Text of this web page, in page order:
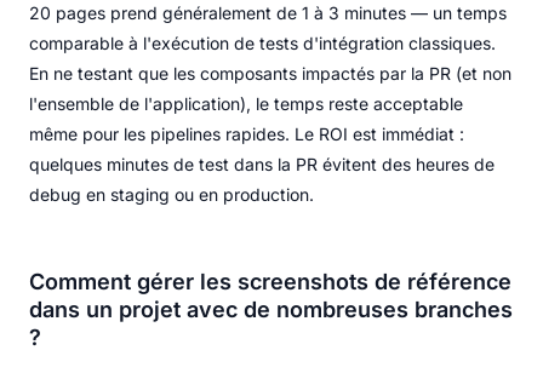
20 pages prend généralement de 1 à 3 minutes — un temps
comparable à l'exécution de tests d'intégration classiques.
En ne testant que les composants impactés par la PR (et non
l'ensemble de l'application), le temps reste acceptable
même pour les pipelines rapides. Le ROI est immédiat :
quelques minutes de test dans la PR évitent des heures de
debug en staging ou en production.
Comment gérer les screenshots de référence
dans un projet avec de nombreuses branches
?